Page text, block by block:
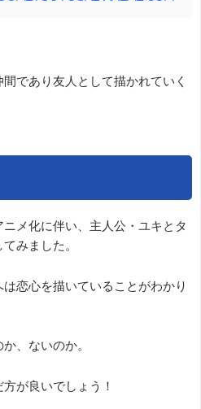
であり友人として描かれていく
メ化に伴い、主人公・ユキとタ
みました。
恋心を描いていることがわかり
、ないのか。
が良いでしょう！